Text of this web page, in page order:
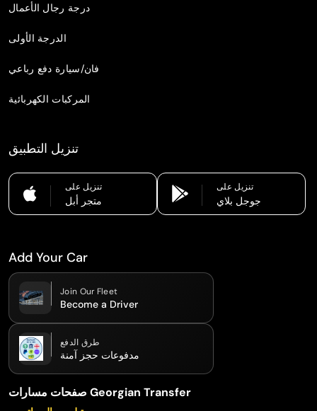
درجة رجال الأعمال
الدرجة الأولى
فان/سيارة دفع رباعي
المركبات الكهربائية
تنزيل التطبيق
تنزيل على
متجر أبل
تنزيل على
جوجل بلاي
Add Your Car
Join Our Fleet
Become a Driver
طرق الدفع
مدفوعات حجز آمنة
صفحات مسارات Georgian Transfer